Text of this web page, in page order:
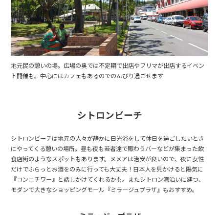
地元民の憩いの場。広場の奥では不定期で出店やフリマが出店するイベン
ト開催も。中心にはカフェもあるのでのんびり過ごせます
シトロンビーチ
シトロンビーチは地元の人々が静かに日光浴をして休日を過ごしたいとき
にやってくる憩いの場所。昼も夜も若者達で賑わうバーなどが集まった飲
食店街のようなスポットもあります。ヌメアは治安が良いので、夜に女性
だけでふらっとお酒をのみに行っても大丈夫！日本人を見かけると陽気に
『コンニチワー』と話しかけてくれるかも。またシトロン湾沿いに建つ、
モダンで大きなショッピングモール『ミラージュプラザ』もおすすめ。